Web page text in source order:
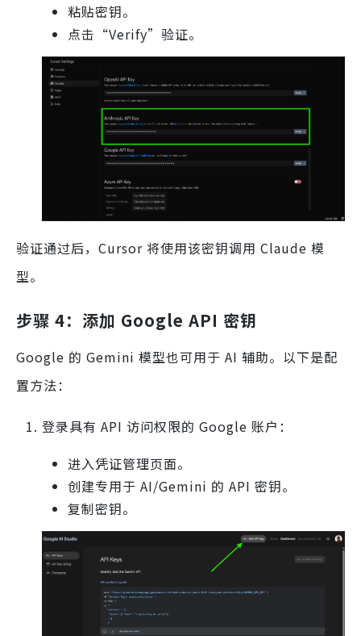
粘贴密钥。
点击“Verify”验证。
验证通过后，Cursor 将使用该密钥调用 Claude 模
型。
步骤 4：添加 Google API 密钥
Google 的 Gemini 模型也可用于 AI 辅助。以下是配
置方法：
登录具有 API 访问权限的 Google 账户：
进入凭证管理页面。
创建专用于 AI/Gemini 的 API 密钥。
复制密钥。